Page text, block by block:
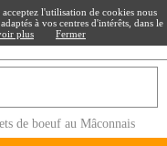
de boeuf au Mâconnais
l'utilisation de cookies nous
à vos centres d'intérêts, dans le
plus Fermer